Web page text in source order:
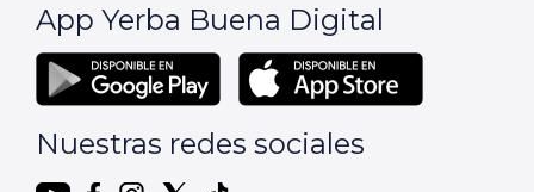
App Yerba Buena Digital
Nuestras redes sociales